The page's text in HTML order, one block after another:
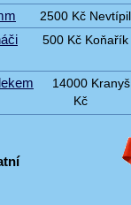
2500 Kč
500 Kč
14000
Kč